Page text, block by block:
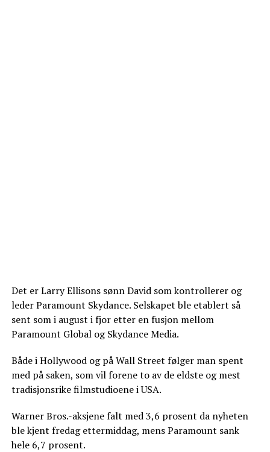
Det er Larry Ellisons sønn David som kontrollerer og
leder Paramount Skydance. Selskapet ble etablert så
sent som i august i fjor etter en fusjon mellom
Paramount Global og Skydance Media.
Både i Hollywood og på Wall Street følger man spent
med på saken, som vil forene to av de eldste og mest
tradisjonsrike filmstudioene i USA.
Warner Bros.-aksjene falt med 3,6 prosent da nyheten
ble kjent fredag ettermiddag, mens Paramount sank
hele 6,7 prosent.